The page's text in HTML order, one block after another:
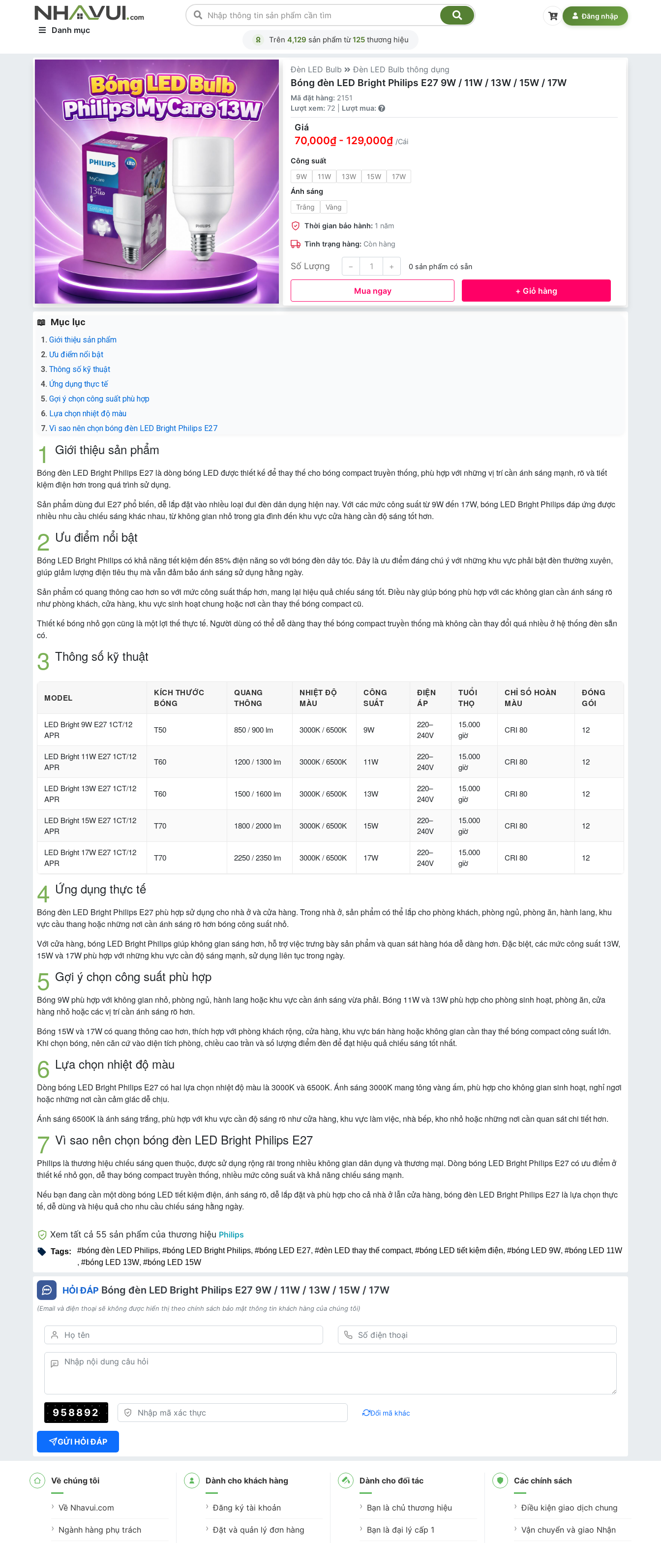
Danh mục
Trên 4,129 sản phẩm từ125 thương hiệu
Đăng nhập
Đèn LED Bulb Đèn LED Bulb thông dụng
Bóng đèn LED Bright Philips E27 9W / 11W / 13W / 15W / 17W
Mã đặt hàng: 2151
Lượt xem: 72 | Lượt mua:
Giá
70,000₫ - 129,000₫ /Cái
Công suất
9W
11W 13W 15W
17W
Ánh sáng
Trắng
Vàng
Thời gian bảo hành: 1 năm
Tình trạng hàng: Còn hàng
Số Lượng − + 0 sản phẩm có sẵn
Mua ngay + Giỏ hàng
Mục lục
Giới thiệu sản phẩm
Ưu điểm nổi bật
Thông số kỹ thuật
Ứng dụng thực tế
Gợi ý chọn công suất phù hợp
Lựa chọn nhiệt độ màu
Vì sao nên chọn bóng đèn LED Bright Philips E27
Giới thiệu sản phẩm
Bóng đèn LED Bright Philips E27 là dòng bóng LED được thiết kế để thay thế cho bóng compact truyền thống, phù hợp với những vị trí cần ánh sáng mạnh, rõ và tiết
kiệm điện hơn trong quá trình sử dụng.
Sản phẩm dùng đui E27 phổ biến, dễ lắp đặt vào nhiều loại đui đèn dân dụng hiện nay. Với các mức công suất từ 9W đến 17W, bóng LED Bright Philips đáp ứng được
nhiều nhu cầu chiếu sáng khác nhau, từ không gian nhỏ trong gia đình đến khu vực cửa hàng cần độ sáng tốt hơn.
Ưu điểm nổi bật
Bóng LED Bright Philips có khả năng tiết kiệm đến 85% điện năng so với bóng đèn dây tóc. Đây là ưu điểm đáng chú ý với những khu vực phải bật đèn thường xuyên,
giúp giảm lượng điện tiêu thụ mà vẫn đảm bảo ánh sáng sử dụng hằng ngày.
Sản phẩm có quang thông cao hơn so với mức công suất thấp hơn, mang lại hiệu quả chiếu sáng tốt. Điều này giúp bóng phù hợp với các không gian cần ánh sáng rõ
như phòng khách, cửa hàng, khu vực sinh hoạt chung hoặc nơi cần thay thế bóng compact cũ.
Thiết kế bóng nhỏ gọn cũng là một lợi thế thực tế. Người dùng có thể dễ dàng thay thế bóng compact truyền thống mà không cần thay đổi quá nhiều ở hệ thống đèn sẵn
có.
Thông số kỹ thuật
MODEL
KÍCH THƯỚC
BÓNG
QUANG
THÔNG
NHIỆT ĐỘ
MÀU
CÔNG
SUẤT
ĐIỆN
ÁP
TUỔI
THỌ
CHỈ SỐ HOÀN
MÀU
ĐÓNG
GÓI
LED Bright 9W E27 1CT/12
APR
T50 850 / 900 lm 3000K / 6500K 9W
220–
240V
15.000
giờ
CRI 80 12
LED Bright 11W E27 1CT/12
APR
T60 1200 / 1300 lm 3000K / 6500K 11W
220–
240V
15.000
giờ
CRI 80 12
LED Bright 13W E27 1CT/12
APR
T60 1500 / 1600 lm 3000K / 6500K 13W
220–
240V
15.000
giờ
CRI 80 12
LED Bright 15W E27 1CT/12
APR
T70 1800 / 2000 lm 3000K / 6500K 15W
220–
240V
15.000
giờ
CRI 80 12
LED Bright 17W E27 1CT/12
APR
T70 2250 / 2350 lm 3000K / 6500K 17W
220–
240V
15.000
giờ
CRI 80 12
Ứng dụng thực tế
Bóng đèn LED Bright Philips E27 phù hợp sử dụng cho nhà ở và cửa hàng. Trong nhà ở, sản phẩm có thể lắp cho phòng khách, phòng ngủ, phòng ăn, hành lang, khu
vực cầu thang hoặc những nơi cần ánh sáng rõ hơn bóng công suất nhỏ.
Với cửa hàng, bóng LED Bright Philips giúp không gian sáng hơn, hỗ trợ việc trưng bày sản phẩm và quan sát hàng hóa dễ dàng hơn. Đặc biệt, các mức công suất 13W,
15W và 17W phù hợp với những khu vực cần độ sáng mạnh, sử dụng liên tục trong ngày.
Gợi ý chọn công suất phù hợp
Bóng 9W phù hợp với không gian nhỏ, phòng ngủ, hành lang hoặc khu vực cần ánh sáng vừa phải. Bóng 11W và 13W phù hợp cho phòng sinh hoạt, phòng ăn, cửa
hàng nhỏ hoặc các vị trí cần ánh sáng rõ hơn.
Bóng 15W và 17W có quang thông cao hơn, thích hợp với phòng khách rộng, cửa hàng, khu vực bán hàng hoặc không gian cần thay thế bóng compact công suất lớn.
Khi chọn bóng, nên căn cứ vào diện tích phòng, chiều cao trần và số lượng điểm đèn để đạt hiệu quả chiếu sáng tốt nhất.
Lựa chọn nhiệt độ màu
Dòng bóng LED Bright Philips E27 có hai lựa chọn nhiệt độ màu là 3000K và 6500K. Ánh sáng 3000K mang tông vàng ấm, phù hợp cho không gian sinh hoạt, nghỉ ngơi
hoặc những nơi cần cảm giác dễ chịu.
Ánh sáng 6500K là ánh sáng trắng, phù hợp với khu vực cần độ sáng rõ như cửa hàng, khu vực làm việc, nhà bếp, kho nhỏ hoặc những nơi cần quan sát chi tiết hơn.
Vì sao nên chọn bóng đèn LED Bright Philips E27
Philips là thương hiệu chiếu sáng quen thuộc, được sử dụng rộng rãi trong nhiều không gian dân dụng và thương mại. Dòng bóng LED Bright Philips E27 có ưu điểm ở
thiết kế nhỏ gọn, dễ thay bóng compact truyền thống, nhiều mức công suất và khả năng chiếu sáng mạnh.
Nếu bạn đang cần một dòng bóng LED tiết kiệm điện, ánh sáng rõ, dễ lắp đặt và phù hợp cho cả nhà ở lẫn cửa hàng, bóng đèn LED Bright Philips E27 là lựa chọn thực
tế, dễ dùng và hiệu quả cho nhu cầu chiếu sáng hằng ngày.
Xem tất cả 55 sản phẩm của thương hiệu Philips
Tags: #bóng đèn LED Philips, #bóng LED Bright Philips, #bóng LED E27, #đèn LED thay thế compact, #bóng LED tiết kiệm điện, #bóng LED 9W, #bóng LED 11W
, #bóng LED 13W, #bóng LED 15W
HỎI ĐÁP Bóng đèn LED Bright Philips E27 9W / 11W / 13W / 15W / 17W
(Email và điện thoại sẽ không được hiển thị theo chính sách bảo mật thông tin khách hàng của chúng tôi)
958892 Đổi mã khác
GỬI HỎI ĐÁP
Về chúng tôi
Về Nhavui.com
Ngành hàng phụ trách
Dành cho khách hàng
Đăng ký tài khoản
Đặt và quản lý đơn hàng
Dành cho đối tác
Bạn là chủ thương hiệu
Bạn là đại lý cấp 1
Các chính sách
Điều kiện giao dịch chung
Vận chuyển và giao Nhận